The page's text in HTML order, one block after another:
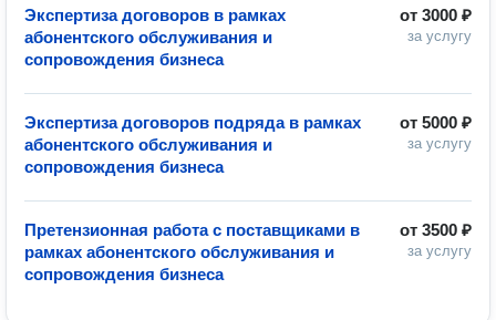
от 3000 ₽
за услугу
Экспертиза договоров в рамках
абонентского обслуживания и
сопровождения бизнеса
от 5000 ₽
за услугу
Экспертиза договоров подряда в рамках
абонентского обслуживания и
сопровождения бизнеса
от 3500 ₽
за услугу
Претензионная работа с поставщиками в
рамках абонентского обслуживания и
сопровождения бизнеса